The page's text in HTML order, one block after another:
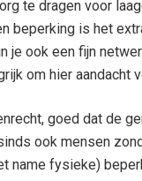
te dragen voor
beperking is het
je ook een fijn
om hier aandacht
goed dat de
ook mensen
name fysieke)